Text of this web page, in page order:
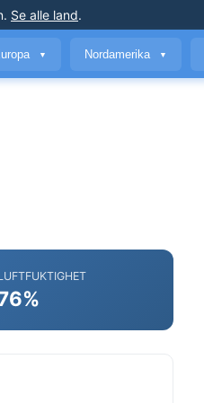
. Se alle land.
▼ Nordamerika ▼